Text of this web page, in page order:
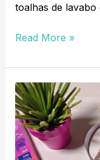
toalhas de
Read More »
Pasta
criativa
para
livros
de